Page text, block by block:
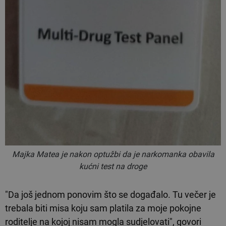
Majka Matea je nakon optužbi da je narkomanka obavila
kućni test na droge
"Da još jednom ponovim što se događalo. Tu večer je
trebala biti misa koju sam platila za moje pokojne
roditelje na kojoj nisam mogla sudjelovati", govori